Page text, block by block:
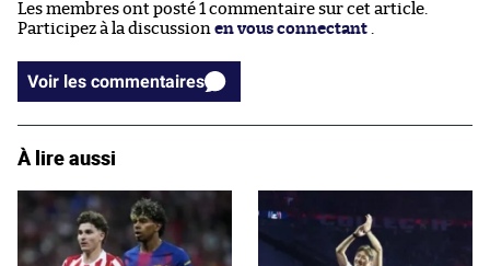
Les membres ont posté 1 commentaire sur cet article.
Participez à la discussion en vous connectant
Voir les commentaires
À lire aussi